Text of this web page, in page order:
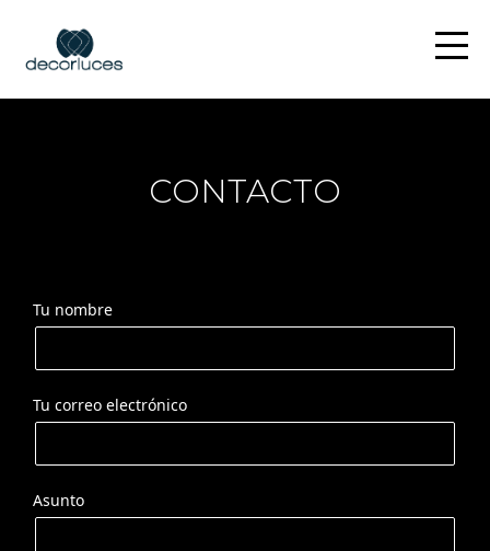
CONTACTO
Tu nombre
Tu correo electrónico
Asunto